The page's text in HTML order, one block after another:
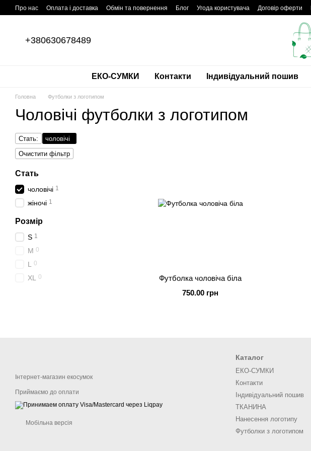
Перейти до основного контенту
Про нас Оплата і доставка Обмін та повернення Блог Угода користувача Договір оферти
+380630678489
ЕКО-СУМКИ Контакти Індивідуальний пошив
Головна Футболки з логотипом
Чоловічі футболки з логотипом
Футболка чоловіча біла
750.00 грн
Стать:
чоловічі
Очистити фільтр
Стать
чоловічі 1
жіночі 1
Розмір
S 1
M 0
L 0
XL 0
Інтернет-магазин екосумок
Приймаємо до оплати
Мобільна версія
Каталог
ЕКО-СУМКИ
Контакти
Індивідуальний пошив
ТКАНИНА
Нанесення логотипу
Футболки з логотипом